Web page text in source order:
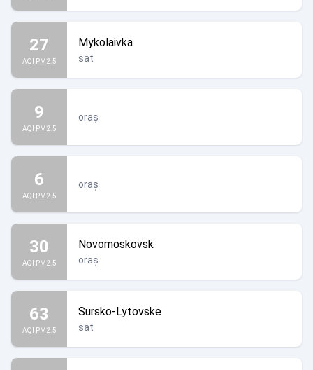
27
AQI PM2.5
Mykolaivka
sat
9
AQI PM2.5
oraș
6
AQI PM2.5
oraș
30
AQI PM2.5
Novomoskovsk
oraș
63
AQI PM2.5
Sursko-Lytovske
sat